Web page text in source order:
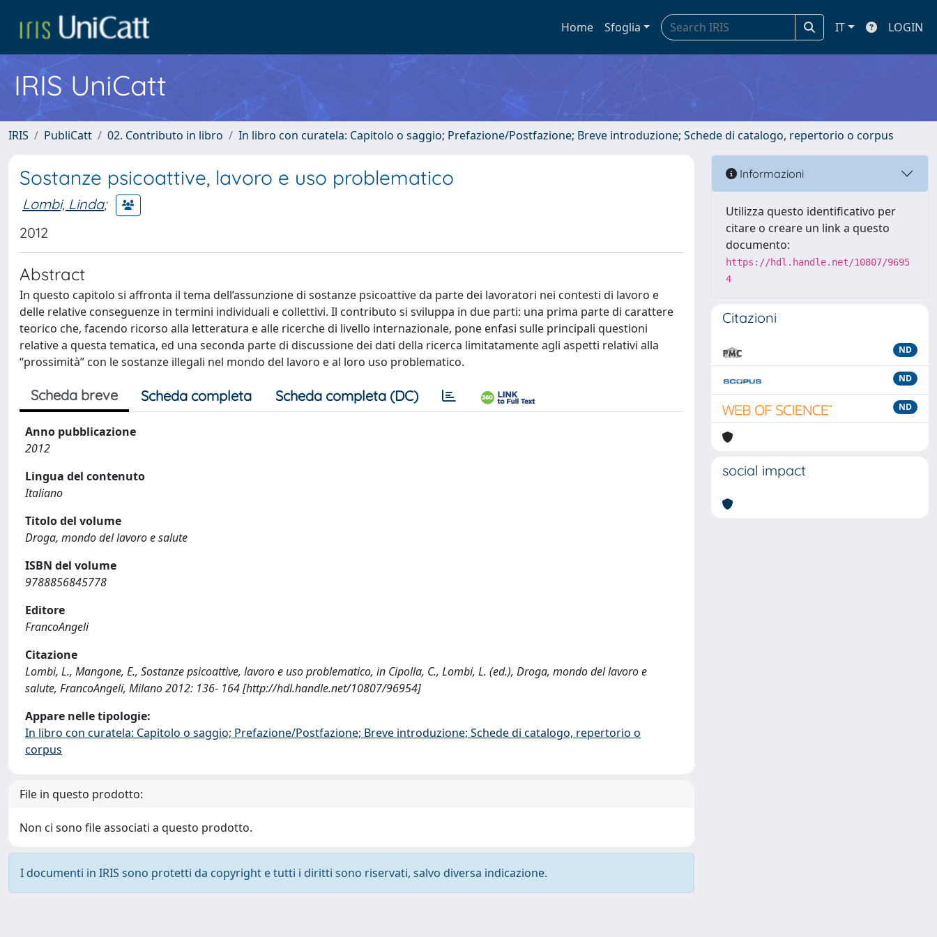
Home Sfoglia IT LOGIN
IRIS UniCatt
IRIS PubliCatt 02. Contributo in libro In libro con curatela: Capitolo o saggio; Prefazione/Postfazione; Breve introduzione; Schede di catalogo, repertorio o corpus
Sostanze psicoattive, lavoro e uso problematico
Lombi, Linda;
2012
Abstract
In questo capitolo si affronta il tema dell’assunzione di sostanze psicoattive da parte dei lavoratori nei contesti di lavoro e
delle relative conseguenze in termini individuali e collettivi. Il contributo si sviluppa in due parti: una prima parte di carattere
teorico che, facendo ricorso alla letteratura e alle ricerche di livello internazionale, pone enfasi sulle principali questioni
relative a questa tematica, ed una seconda parte di discussione dei dati della ricerca limitatamente agli aspetti relativi alla
“prossimità” con le sostanze illegali nel mondo del lavoro e al loro uso problematico.
Scheda breve Scheda completa Scheda completa (DC)
Anno pubblicazione
2012
Lingua del contenuto
Italiano
Titolo del volume
Droga, mondo del lavoro e salute
ISBN del volume
9788856845778
Editore
FrancoAngeli
Citazione
Lombi, L., Mangone, E., Sostanze psicoattive, lavoro e uso problematico, in Cipolla, C., Lombi, L. (ed.), Droga, mondo del lavoro e
salute, FrancoAngeli, Milano 2012: 136- 164 [http://hdl.handle.net/10807/96954]
Appare nelle tipologie:
In libro con curatela: Capitolo o saggio; Prefazione/Postfazione; Breve introduzione; Schede di catalogo, repertorio o
corpus
File in questo prodotto:
Non ci sono file associati a questo prodotto.
I documenti in IRIS sono protetti da copyright e tutti i diritti sono riservati, salvo diversa indicazione.
Informazioni
Utilizza questo identificativo per
citare o creare un link a questo
documento:
https://hdl.handle.net/10807/9695
4
Citazioni
ND
ND
ND
social impact